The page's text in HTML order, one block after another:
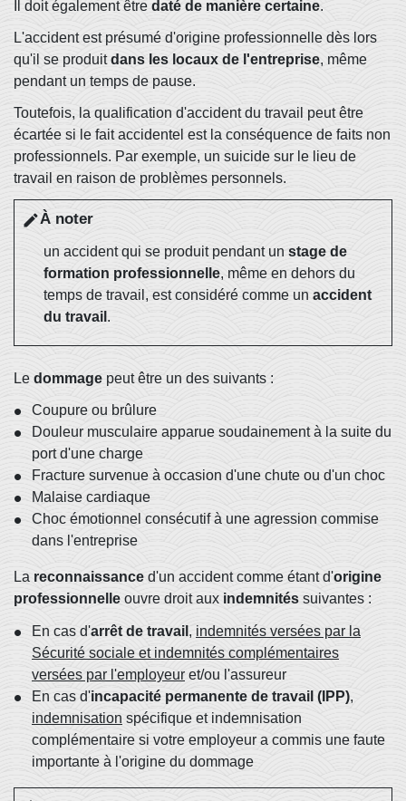
Il doit également être daté de manière certaine.
L'accident est présumé d'origine professionnelle dès lors
qu'il se produitdans les locaux de l'entreprise, même
pendant un temps de pause.
Toutefois, la qualification d'accident du travail peut être
écartée si le fait accidentel est la conséquence de faits non
professionnels. Par exemple, un suicide sur le lieu de
travail en raison de problèmes personnels.
editÀ noter
un accident qui se produit pendant un stage de
formation professionnelle, même en dehors du
temps de travail, est considéré comme un accident
du travail .
Le dommage peut être un des suivants :
Coupure ou brûlure
Douleur musculaire apparue soudainement à la suite du
port d'une charge
Fracture survenue à occasion d'une chute ou d'un choc
Malaise cardiaque
Choc émotionnel consécutif à une agression commise
dans l'entreprise
La reconnaissance d'un accident comme étant d'origine
professionnelle ouvre droit aux indemnités suivantes :
En cas d'arrêt de travail , indemnités versées par la
Sécurité sociale et indemnités complémentaires
versées par l'employeur et/ou l'assureur
En cas d'incapacité permanente de travail (IPP),
indemnisation spécifique et indemnisation
complémentaire si votre employeur a commis une faute
importante à l'origine du dommage